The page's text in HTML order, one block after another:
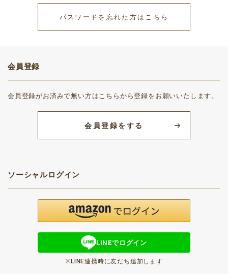
パスワードを忘れた方はこちら
会員登録
会員登録がお済みで無い方はこちらから登録をお願いいたします。
会員登録をする
ソーシャルログイン
LINEでログイン
※LINE連携時に友だち追加します